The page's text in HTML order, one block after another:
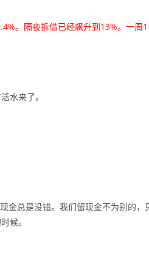
。隔夜拆借已经飙升到13%。一周
水来了。
总是没错。我们留现金不为别的，
候。